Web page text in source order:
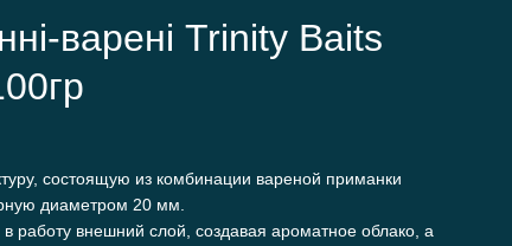
варені Trinity Baits
состоящую из комбинации вареной приманки
диаметром 20 мм.
работу внешний слой, создавая ароматное облако, а